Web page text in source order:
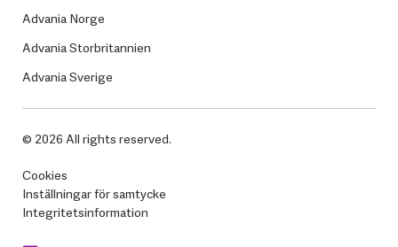
Advania Norge
Advania Storbritannien
Advania Sverige
© 2026 All rights reserved.
Cookies
Inställningar för samtycke
Integritetsinformation